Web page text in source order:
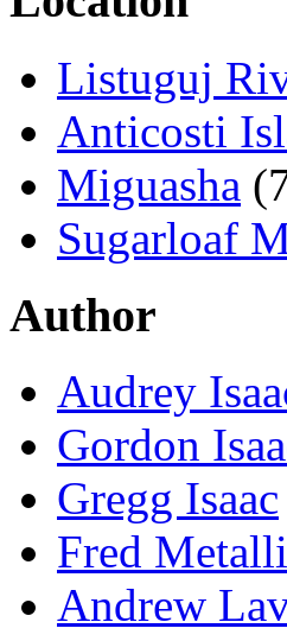
Listuguj
Anticosti
Miguasha
Sugarloaf
Author
Audrey
Gordon
Gregg Isaac
Fred
Andrew